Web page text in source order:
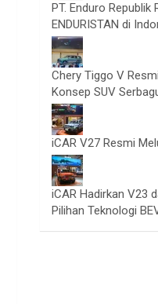
PT. Enduro
ENDURISTAN di
Chery Tiggo V
Konsep SUV
iCAR V27 Resmi
iCAR Hadirkan V23
Pilihan Teknologi